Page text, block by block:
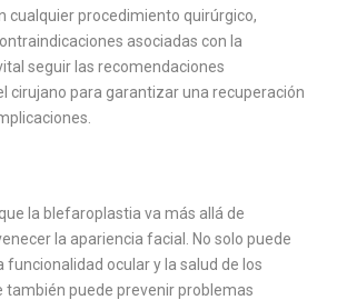
cualquier procedimiento quirúrgico,
asociadas con la
seguir las recomendaciones
cirujano para garantizar una recuperación
la blefaroplastia va más allá de
la apariencia facial. No solo puede
funcionalidad ocular y la salud de los
también puede prevenir problemas